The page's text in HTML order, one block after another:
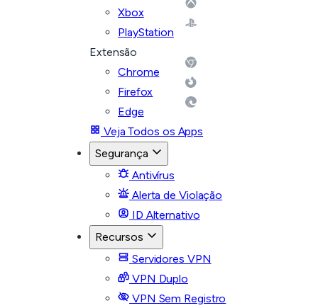
Xbox
PlayStation
Extensão
Chrome
Firefox
Edge
Veja Todos os Apps
Segurança
Antivírus
Alerta de Violação
ID Alternativo
Recursos
Servidores VPN
VPN Duplo
VPN Sem Registro